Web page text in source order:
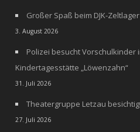
Großer Spaß beim DJK-Zeltlager
3. August 2026
Polizei besucht Vorschulkinder
Kindertagesstätte „Löwenzahn“
31. Juli 2026
Theatergruppe Letzau
27. Juli 2026